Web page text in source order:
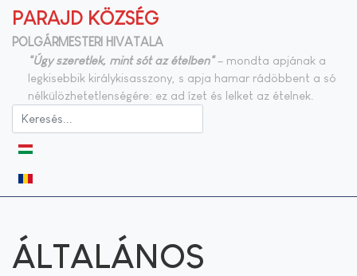
PARAJD KÖZSÉG
POLGÁRMESTERI HIVATALA
"Úgy szeretlek, mint sót az ételben"– mondta apjának a
legkisebbik királykisasszony, s apja hamar rádöbbent a só
nélkülözhetetlenségére: ez ad ízet és lelket az ételnek.
ÁLTALÁNOS